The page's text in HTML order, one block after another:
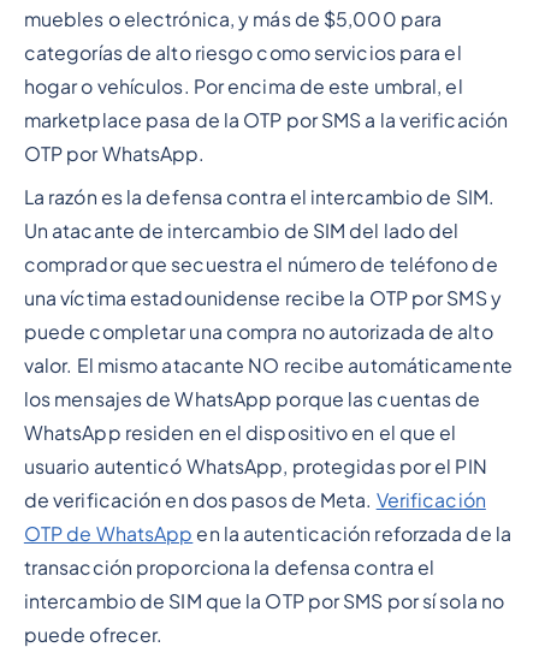
muebles o electrónica, y más de $5,000 para
categorías de alto riesgo como servicios para el
hogar o vehículos. Por encima de este umbral, el
marketplace pasa de la OTP por SMS a la verificación
OTP por WhatsApp.
La razón es la defensa contra el intercambio de SIM.
Un atacante de intercambio de SIM del lado del
comprador que secuestra el número de teléfono de
una víctima estadounidense recibe la OTP por SMS y
puede completar una compra no autorizada de alto
valor. El mismo atacante NO recibe automáticamente
los mensajes de WhatsApp porque las cuentas de
WhatsApp residen en el dispositivo en el que el
usuario autenticó WhatsApp, protegidas por el PIN
de verificación en dos pasos de Meta. Verificación
OTP de WhatsApp en la autenticación reforzada de la
transacción proporciona la defensa contra el
intercambio de SIM que la OTP por SMS por sí sola no
puede ofrecer.